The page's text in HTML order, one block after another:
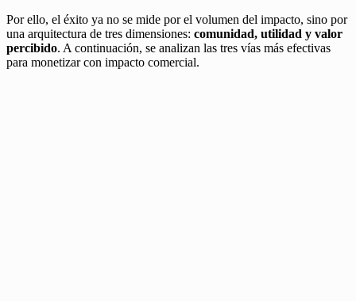
Por ello, el éxito ya no se mide por el volumen del impacto, sino por
una arquitectura de tres dimensiones: comunidad, utilidad y valor
percibido. A continuación, se analizan las tres vías más efectivas
para monetizar con impacto comercial.